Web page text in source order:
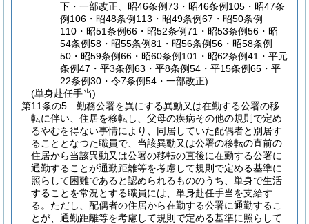
下・一部改正、昭46条例73・昭46条例105・昭47条
例106・昭48条例113・昭49条例67・昭50条例
110・昭51条例66・昭52条例71・昭53条例56・昭
54条例58・昭55条例81・昭56条例56・昭58条例
50・昭59条例66・昭60条例101・昭62条例41・平元
条例47・平3条例63・平8条例54・平15条例65・平
22条例30・令7条例54・一部改正)
(単身赴任手当)
第11条の5
勤務公署を異にする異動又は在勤する公署の移
転に伴い、住居を移転し、父母の疾病その他の規則で定め
るやむを得ない事情により、同居していた配偶者と別居す
ることとなつた職員で、当該異動又は公署の移転の直前の
住居から当該異動又は公署の移転の直後に在勤する公署に
通勤することが通勤距離等を考慮して規則で定める基準に
照らして困難であると認められるもののうち、単身で生活
することを常況とする職員には、単身赴任手当を支給す
る。 ただし、配偶者の住居から在勤する公署に通勤するこ
とが、通勤距離等を考慮して規則で定める基準に照らして